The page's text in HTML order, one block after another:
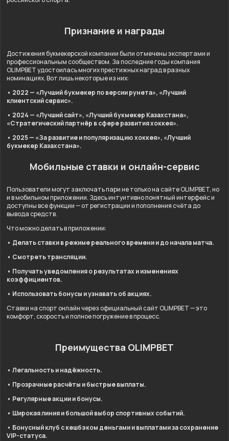
Признание и награды
Достижения букмекерской компании были отмечены экспертами и
профессиональным сообществом. За последние годы компания
OLIMPBET удостоилась многих престижных наград в разных
номинациях. Вот лишь некоторые из них:
• 2022 — «Лучший букмекер по версии рунета», «Лучший
клиентский сервис».
• 2024 — «Лучший сайт», «Лучший букмекер Казахстана»,
«Стратегический партнёр в сфере развития хоккея».
• 2025 — «За развитие и популяризацию хоккея», «Лучший
букмекер Казахстана».
Мобильные ставки и онлайн-сервис
Пользователи могут заключать пари не только на сайте OLIMPBET, но
и в мобильном приложении. Здесь интуитивно понятный интерфейс и
доступны все функции — от регистрации и пополнения счёта до
вывода средств.
Что можно делать в приложении:
• Делать ставки в режиме реального времени и до начала матча.
• Смотреть трансляции.
• Получать уведомления о результатах и изменениях
коэффициентов.
• Использовать бонусы и узнавать об акциях.
Ставки на спорт онлайн через официальный сайт OLIMPBET — это
комфорт, скорость и полное погружение в процесс.
Преимущества OLIMPBET
• Легальность и надёжность.
• Прозрачные расчёты и быстрые выплаты.
• Регулярные акции и бонусы.
• Широкая линия и большой выбор спортивных событий.
• Бонусный клуб с кешбэком деньгами и выплатами за сохранение
VIP-статуса.